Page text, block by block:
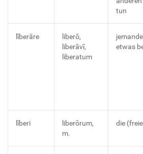
tun
līberāre
liberō,
liberāvī,
liberatum
etwas
līberi
liberōrum,
m.
die